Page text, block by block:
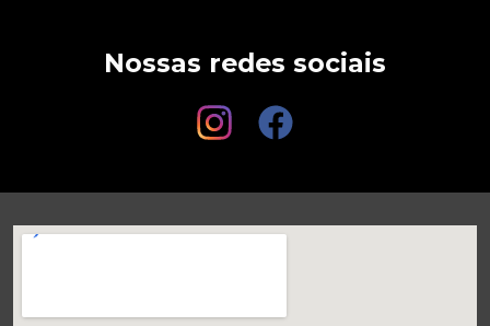
Nossas redes sociais